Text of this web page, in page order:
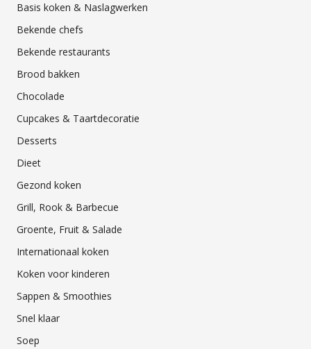
Basis koken & Naslagwerken
Bekende chefs
Bekende restaurants
Brood bakken
Chocolade
Cupcakes & Taartdecoratie
Desserts
Dieet
Gezond koken
Grill, Rook & Barbecue
Groente, Fruit & Salade
Internationaal koken
Koken voor kinderen
Sappen & Smoothies
Snel klaar
Soep